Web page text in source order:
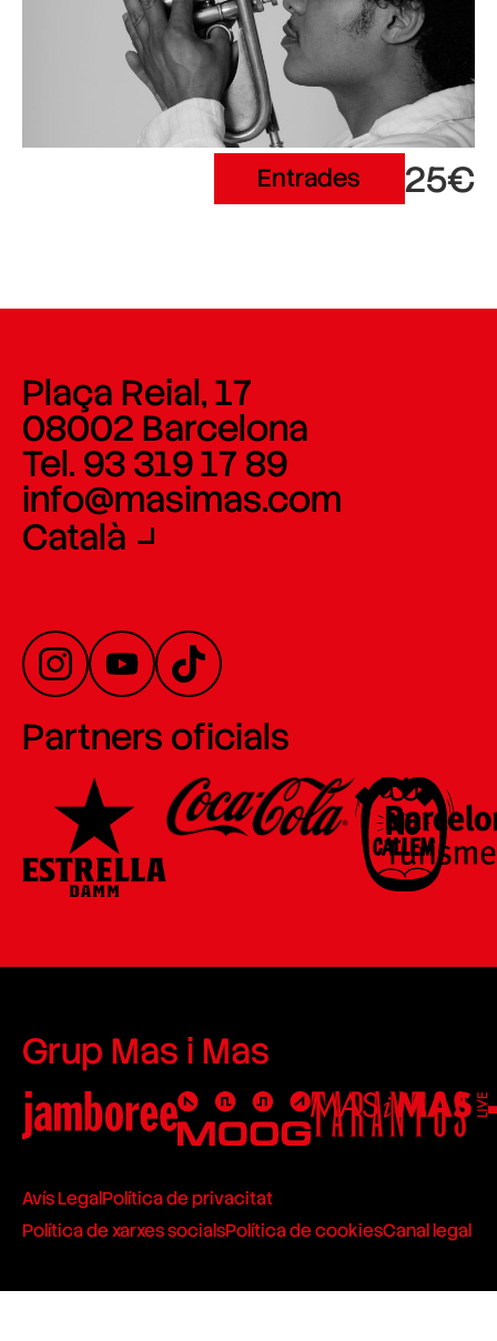
Entrades 25€
Plaça Reial, 17
08002 Barcelona
Tel. 93 319 17 89
info@masimas.com
Català
Partners oficials
Grup Mas i Mas
Avís LegalPolítica de privacitat
Política de xarxes socialsPolítica de cookiesCanal legal